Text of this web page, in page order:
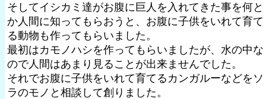
そしてイシカミ達がお腹に巨人を入れてきた事を何と
か人間に知ってもらおうと、お腹に子供をいれて育て
る動物も作ってもらいました。
最初はカモノハシを作ってもらいましたが、水の中な
ので人間はあまり見ることが出来ませんでした。
それでお腹に子供をいれて育てるカンガルーなどをソ
ラのモノと相談して創りました。